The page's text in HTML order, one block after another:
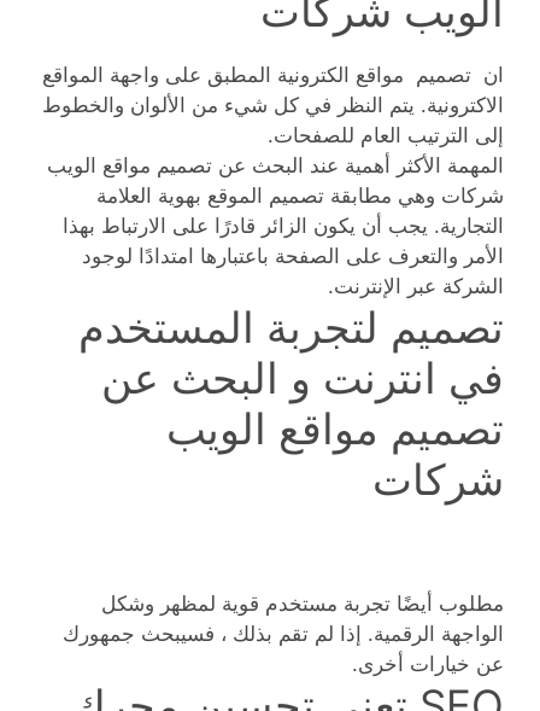
الويب شركات
ان تصميم مواقع الكترونية المطبق على واجهة المواقع
الاكترونية. يتم النظر في كل شيء من الألوان والخطوط
إلى الترتيب العام للصفحات.
المهمة الأكثر أهمية عند البحث عن تصميم مواقع الويب
شركات وهي مطابقة تصميم الموقع بهوية العلامة
التجارية. يجب أن يكون الزائر قادرًا على الارتباط بهذا
الأمر والتعرف على الصفحة باعتبارها امتدادًا لوجود
الشركة عبر الإنترنت.
تصميم لتجربة المستخدم
في انترنت و البحث عن
تصميم مواقع الويب
شركات
مطلوب أيضًا تجربة مستخدم قوية لمظهر وشكل
الواجهة الرقمية. إذا لم تقم بذلك ، فسيبحث جمهورك
عن خيارات أخرى.